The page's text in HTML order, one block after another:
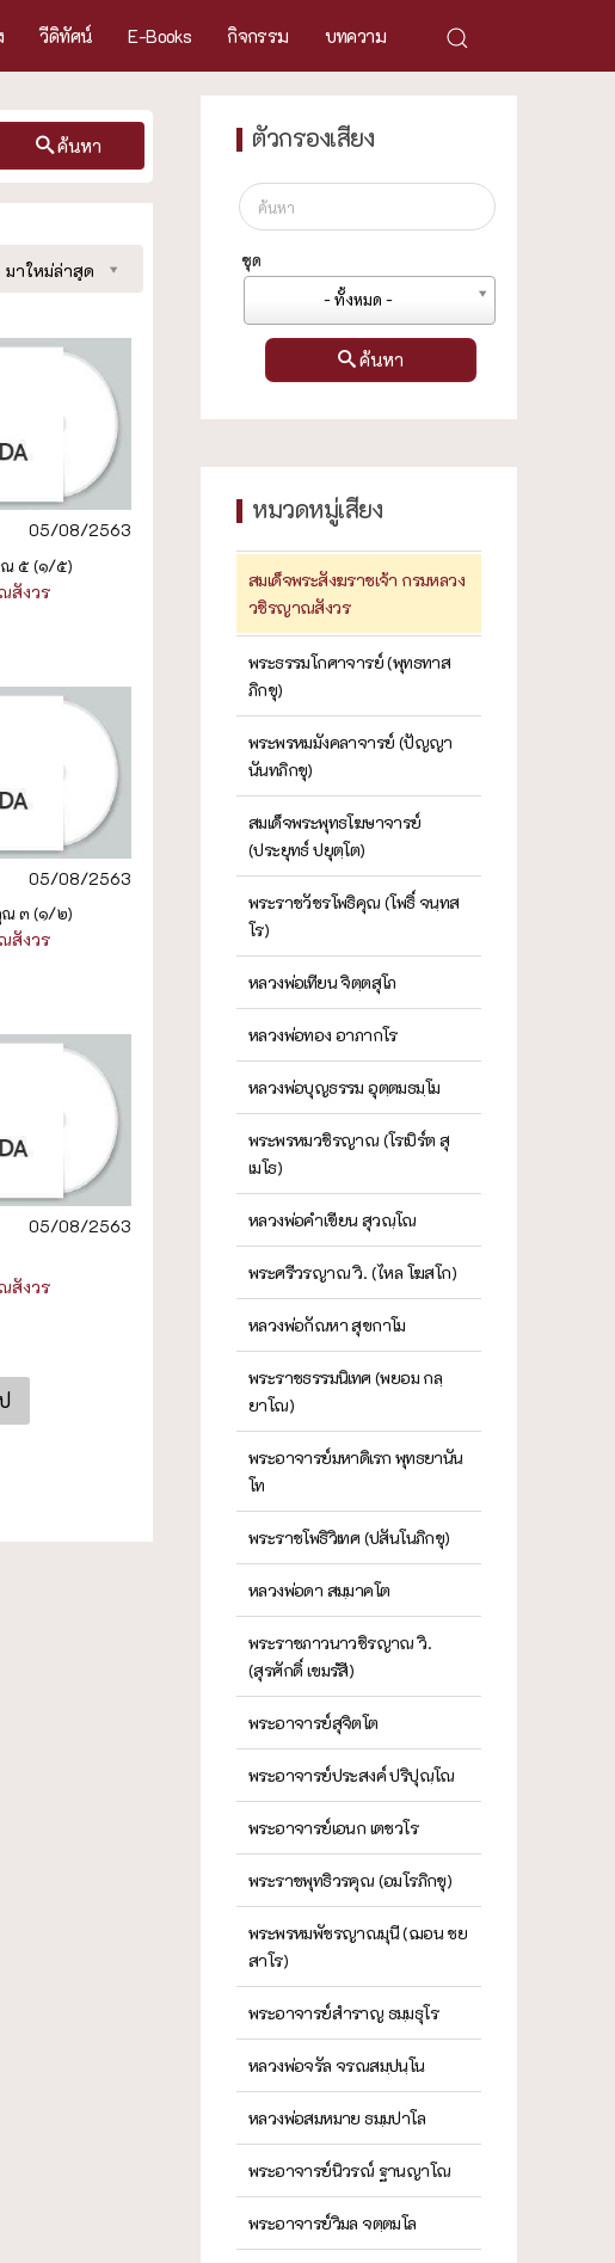
วีดิทัศน์ E-Books กิจกรรม บทความ
ค้นหา
มาใหม่ล่าสุด
05/08/2563
ณ ๕ (๑/๕)
สังวร
05/08/2563
ณ ๓ (๑/๒)
สังวร
05/08/2563
สังวร
ตัวกรองเสียง
ชุด
- ทั้งหมด -
ค้นหา
หมวดหมู่เสียง
สมเด็จพระสังฆราชเจ้า กรมหลวง
วชิรญาณสังวร
พระธรรมโกศาจารย์ (พุทธทาส
ภิกขุ)
พระพรหมมังคลาจารย์ (ปัญญา
นันทภิกขุ)
สมเด็จพระพุทธโฆษาจารย์
(ประยุทธ์ ปยุตฺโต)
พระราชวัชรโพธิคุณ (โพธิ์ จนฺทส
โร)
หลวงพ่อเทียน จิตฺตสุโภ
หลวงพ่อทอง อาภากโร
หลวงพ่อบุญธรรม อุตฺตมธมฺโม
พระพรหมวชิรญาณ (โรเบิร์ต สุ
เมโธ)
หลวงพ่อคำเขียน สุวณฺโณ
พระศรีวรญาณ วิ. (ไหล โฆสโก)
หลวงพ่อกัณหา สุขกาโม
พระราชธรรมนิเทศ (พยอม กลฺ
ยาโณ)
พระอาจารย์มหาดิเรก พุทธยานัน
โท
พระราชโพธิวิเทศ (ปสันโนภิกขุ)
หลวงพ่อดา สมฺมาคโต
พระราชภาวนาวชิรญาณ วิ.
(สุรศักดิ์ เขมรํสี)
พระอาจารย์สุจิตโต
พระอาจารย์ประสงค์ ปริปุณฺโณ
พระอาจารย์เอนก เตชวโร
พระราชพุทธิวรคุณ (อมโรภิกขุ)
พระพรหมพัชรญาณมุนี (ฌอน ชย
สาโร)
พระอาจารย์สำราญ ธมฺมธุโร
หลวงพ่อจรัล จรณสมฺปนฺโน
หลวงพ่อสมหมาย ธมฺมปาโล
พระอาจารย์นิวรณ์ ฐานญาโณ
พระอาจารย์วิมล จตฺตมโล